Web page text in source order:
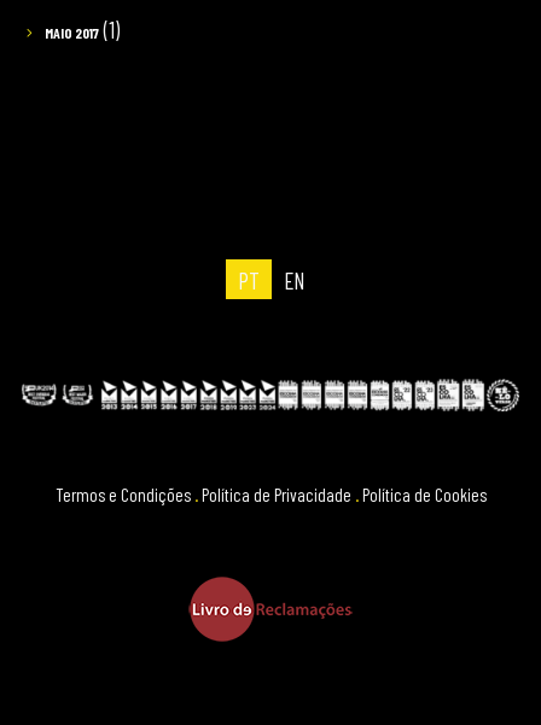
MAIO 2017(1)
PT EN
Termos e Condições .Política de Privacidade .Política de Cookies